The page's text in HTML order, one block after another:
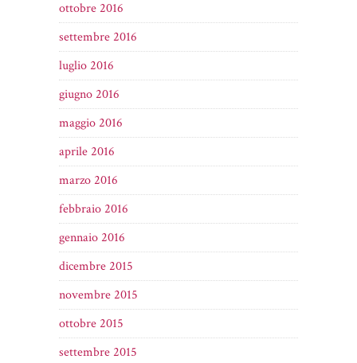
ottobre 2016
settembre 2016
luglio 2016
giugno 2016
maggio 2016
aprile 2016
marzo 2016
febbraio 2016
gennaio 2016
dicembre 2015
novembre 2015
ottobre 2015
settembre 2015